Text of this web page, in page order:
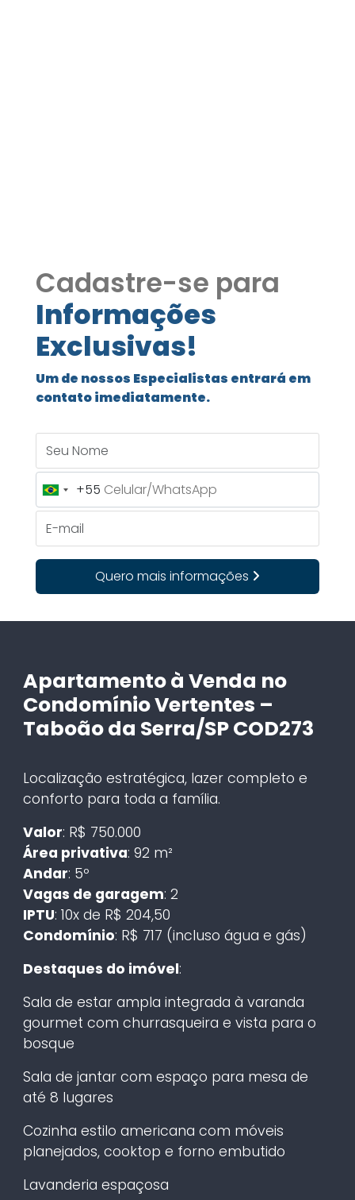
Cadastre-se para
Informações
Exclusivas!
Um de nossos Especialistas entrará em
contato imediatamente.
Brazil
+55
+55
Quero mais informações
Apartamento à Venda no
Condomínio Vertentes –
Taboão da Serra/SP COD273
Localização estratégica, lazer completo e
conforto para toda a família.
Valor: R$ 750.000
Área privativa: 92 m²
Andar: 5º
Vagas de garagem: 2
IPTU: 10x de R$ 204,50
Condomínio: R$ 717 (incluso água e gás)
Destaques do imóvel:
Sala de estar ampla integrada à varanda
gourmet com churrasqueira e vista para o
bosque
Sala de jantar com espaço para mesa de
até 8 lugares
Cozinha estilo americana com móveis
planejados, cooktop e forno embutido
Lavanderia espaçosa